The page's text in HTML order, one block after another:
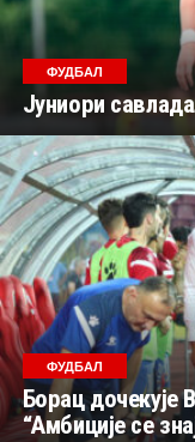
ФУДБАЛ
Јуниори
ФУДБАЛ
Борац дочекује
“Амбиције се